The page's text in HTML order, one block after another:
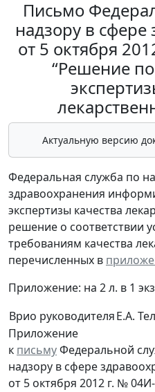
Письмо
надзору в
от 5 октября
“Решение
Актуальную версию
Федеральная служба по
здравоохранения
экспертизы качества
решение о соответствии
требованиям качества
перечисленных в
Приложение: на 2 л. в 1
Врио руководителяЕ.А.
Приложение
к письмуФедеральной
надзору в сфере
от 5 октября 2012 г. №